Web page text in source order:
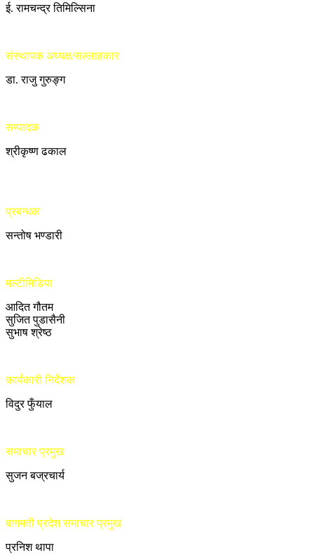
ई. रामचन्द्र तिमिल्सिना
संस्थापक अध्यक्ष/सल्लाहकार
डा. राजु गुरुङ्ग
सम्पादक
श्रीकृष्ण ढकाल
प्रबन्धक
सन्तोष भण्डारी
मल्टीमिडिया
आदित गौतम
सुजित पुडासैनी
सुभाष श्रेष्ठ
कार्यकारी निर्देशक
विदुर फुँयाल
समाचार प्रमुख
सुजन बज्रचार्य
बागमती प्रदेश समाचार प्रमुख
प्रनिश थापा